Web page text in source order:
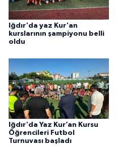
Iğdır'da yaz Kur'an
kurslarının şampiyonu belli
oldu
Iğdır'da Yaz Kur’an Kursu
Öğrencileri Futbol
Turnuvası başladı
Kayseri Müftülüğü
Kilis Müftülüğü
Kırklareli Müftülüğü
Kırşehir Müftülüğü
Kocaeli Müftülüğü